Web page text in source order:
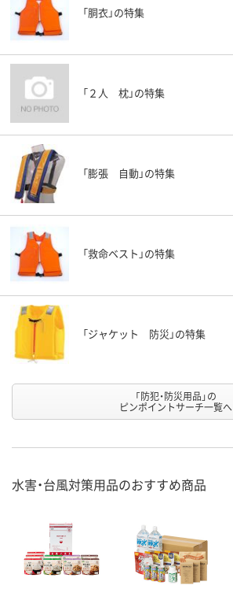
「胴衣」の特集
「２人 枕」の特集
「膨張 自動」の特集
「救命ベスト」の特集
「ジャケット 防災」の特集
「防犯・防災用品」の
ピンポイントサーチ一覧へ
水害・台風対策用品のおすすめ商品